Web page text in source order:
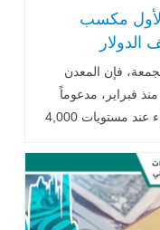
لأول مكسب
فإن المعدن
فبراير، مدعوماً
بضعف الدولار الأمريكي، وعمليات الشراء عند مستويات 4,000